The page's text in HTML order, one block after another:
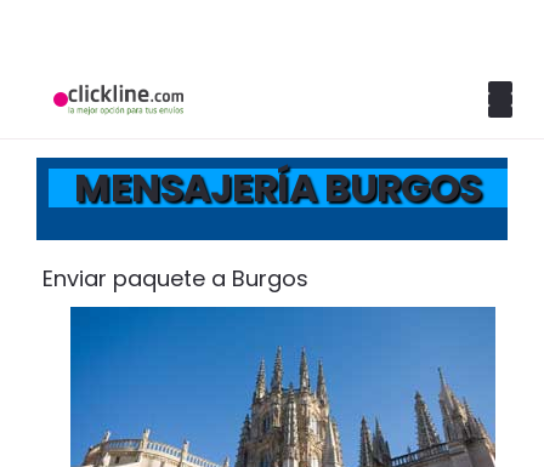
MENSAJERÍA BURGOS
Enviar paquete a Burgos